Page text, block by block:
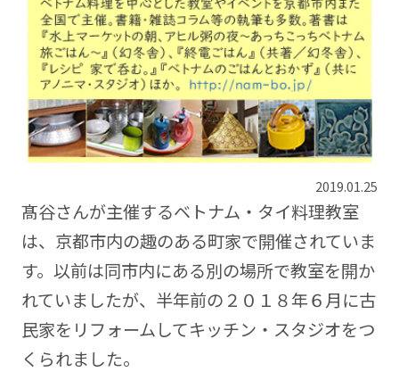
2019.01.25
髙谷さんが主催するベトナム・タイ料理教室
は、京都市内の趣のある町家で開催されていま
す。以前は同市内にある別の場所で教室を開か
れていましたが、半年前の２０１８年６月に古
民家をリフォームしてキッチン・スタジオをつ
くられました。